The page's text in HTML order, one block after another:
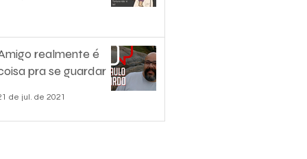
realmente é
pra se guardar
de jul. de 2021